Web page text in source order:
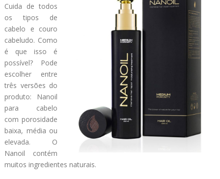
Cuida de todos
os tipos de
cabelo e couro
cabeludo. Como
é que isso é
possível? Pode
escolher entre
três versões do
produto: Nanoil
para cabelo
com porosidade
baixa, média ou
elevada. O
Nanoil contém
muitos ingredientes naturais.